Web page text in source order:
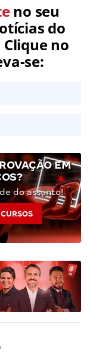
no seu
do
no
se:
EM
do assunto!